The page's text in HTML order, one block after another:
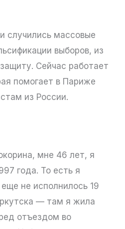
случились массовые
выборов, из
Сейчас работает
помогает в Париже
из России.
мне 46 лет, я
года. То есть я
не исполнилось 19
— там я жила
отъездом во